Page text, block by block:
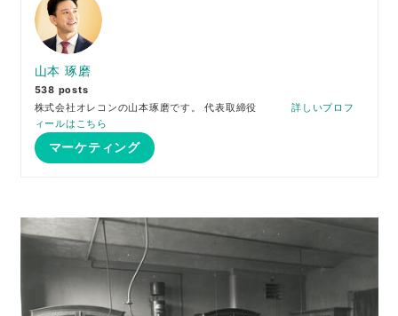
山本 琢磨
538 posts
株式会社オレコンの山本琢磨です。 代表取締役 詳しいプロフ
ィールはこちら
マーケティング